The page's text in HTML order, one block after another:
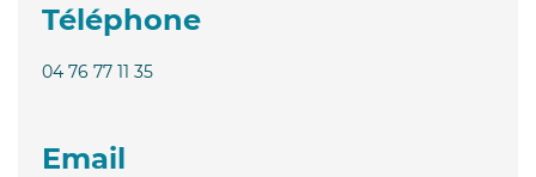
Téléphone
04 76 77 11 35
Email